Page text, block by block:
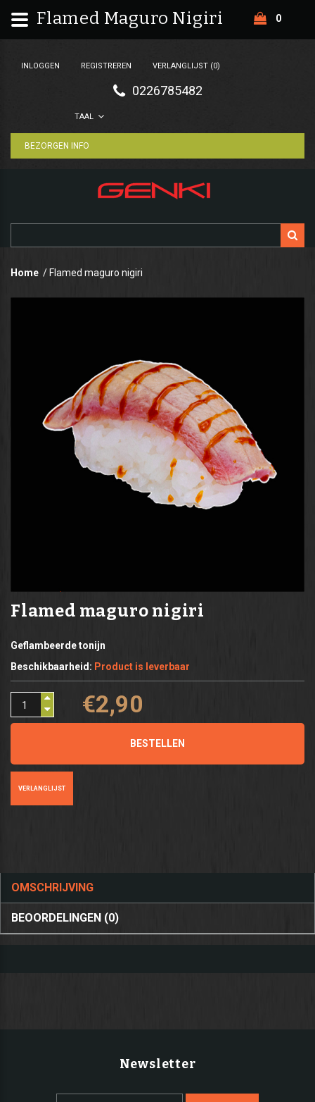
INLOGGEN REGISTREREN VERLANGLIJST (0)
0226785482
0
TAAL
BEZORGEN INFO
Home Flamed maguro nigiri
Flamed maguro nigiri
Geflambeerde tonijn
Beschikbaarheid: Product is leverbaar
€2,90
BESTELLEN
VERLANGLIJST
OMSCHRIJVING
BEOORDELINGEN (0)
Newsletter
Flamed Maguro Nigiri